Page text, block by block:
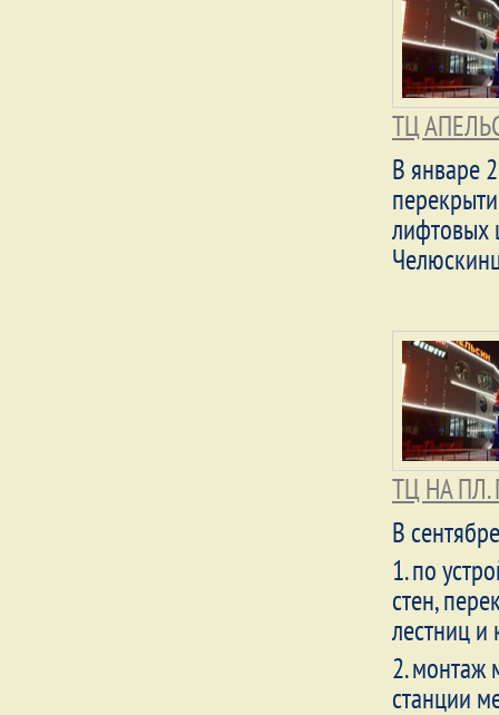
ТЦ
В январе
лифтовых
ТЦ НА
В
1. по
стен,
лестниц и
2. монтаж
станции